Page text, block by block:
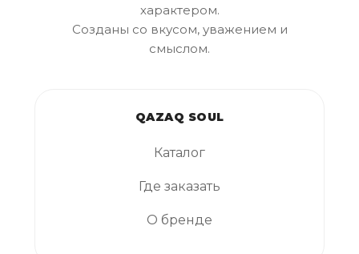
характером.
Созданы со вкусом, уважением и
смыслом.
QAZAQ SOUL
Каталог
Где заказать
О бренде